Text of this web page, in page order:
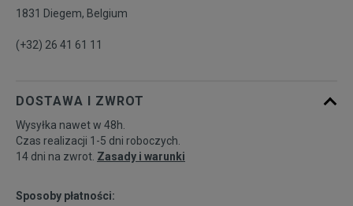
1831 Diegem, Belgium
(+32) 26 41 61 11
DOSTAWA I ZWROT
Wysyłka nawet w 48h.
Czas realizacji 1-5 dni roboczych.
14 dni na zwrot. Zasady i warunki
Sposoby płatności: